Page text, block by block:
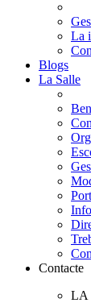
La
Blogs
La Salle
Contacte
LA